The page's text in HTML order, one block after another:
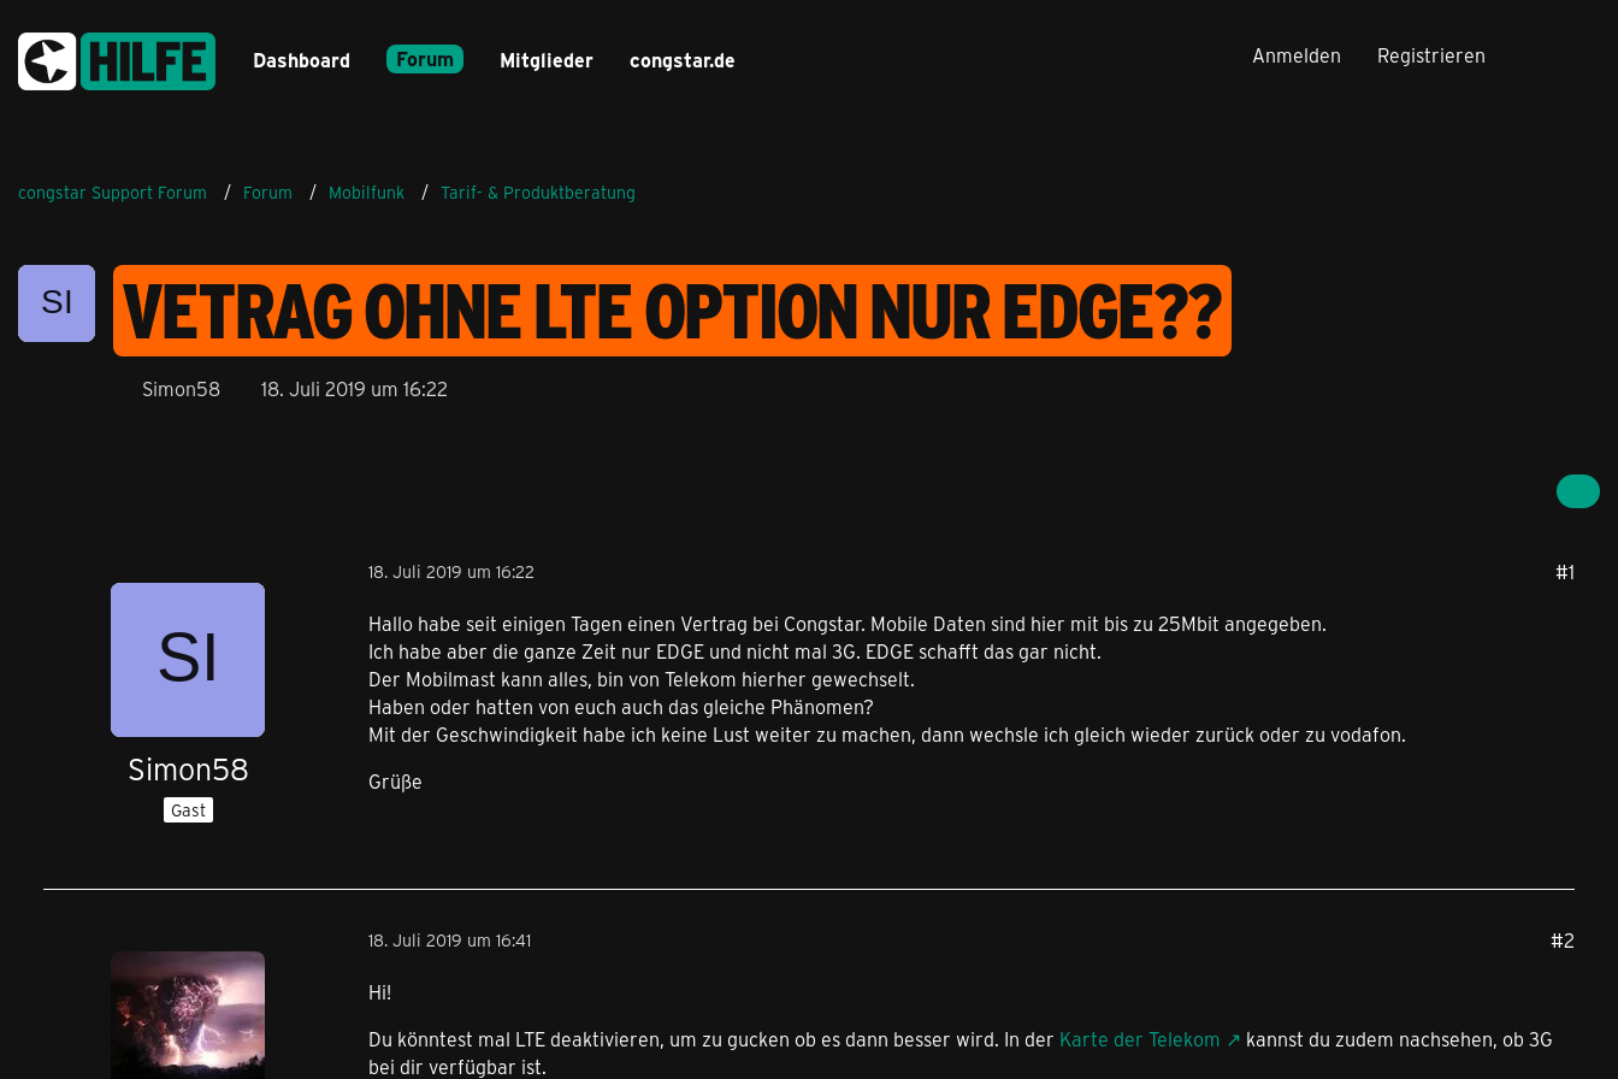
Dashboard Forum Mitglieder congstar.de Anmelden Registrieren
congstar Support Forum Forum Mobilfunk Tarif- & Produktberatung
VETRAG OHNE LTE OPTION NUR EDGE??
Simon58 18. Juli 2019 um 16:22
Simon58
Gast
18. Juli 2019 um 16:22 #1
Hallo habe seit einigen Tagen einen Vertrag bei Congstar. Mobile Daten sind hier mit bis zu 25Mbit angegeben.
Ich habe aber die ganze Zeit nur EDGE und nicht mal 3G. EDGE schafft das gar nicht.
Der Mobilmast kann alles, bin von Telekom hierher gewechselt.
Haben oder hatten von euch auch das gleiche Phänomen?
Mit der Geschwindigkeit habe ich keine Lust weiter zu machen, dann wechsle ich gleich wieder zurück oder zu vodafon.
Grüße
18. Juli 2019 um 16:41 #2
Hi!
Du könntest mal LTE deaktivieren, um zu gucken ob es dann besser wird. In der Karte der Telekom
kannst du zudem nachsehen, ob 3G
bei dir verfügbar ist.